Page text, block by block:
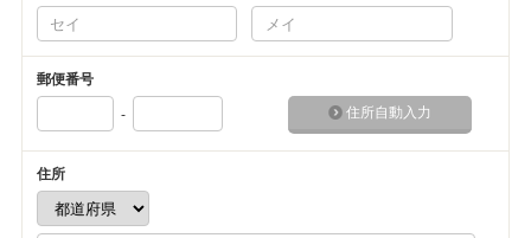
郵便番号
- 住所自動入力
住所